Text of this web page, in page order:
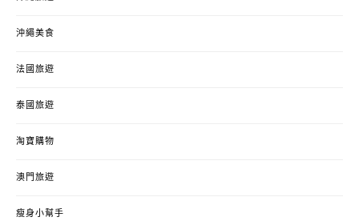
沖繩美食
法國旅遊
泰國旅遊
淘寶購物
澳門旅遊
瘦身小幫手